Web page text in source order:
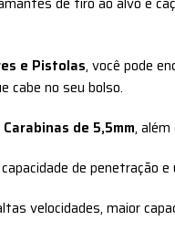
e Pistolas, você pode
cabe no seu bolso.
Carabinas de 5,5mm, além
de penetração
velocidades, maior